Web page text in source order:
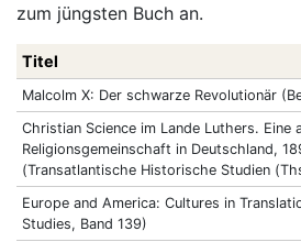
zum jüngsten Buch an.
Titel
Malcolm X: Der schwarze Revolutionär
Christian Science im Lande Luthers. Eine
Religionsgemeinschaft in Deutschland,
(Transatlantische Historische Studien
Europe and America: Cultures in
Studies, Band 139)